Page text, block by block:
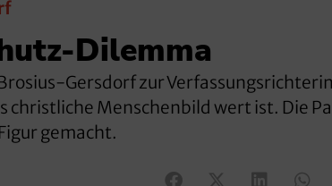
Dilemma
Gersdorf zur
christliche Menschenbild wert ist. Die
gemacht.